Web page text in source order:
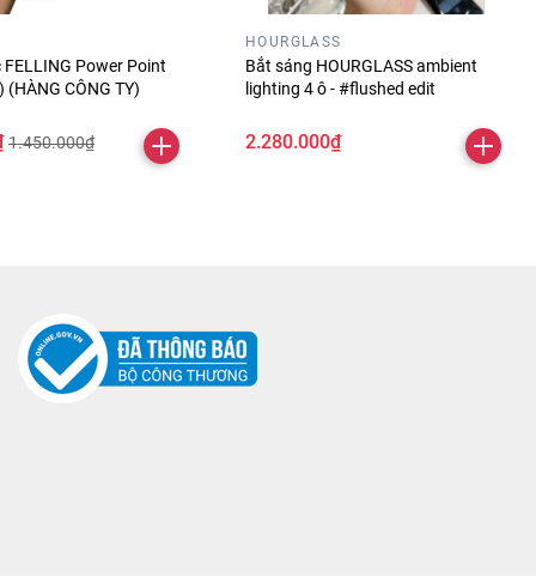
FELLING Power Point
CÔNG TY)
1.450.000₫
HOURGLASS
Bắt sáng HOURGLASS ambient
lighting 4 ô - #flushed edit
2.280.000₫